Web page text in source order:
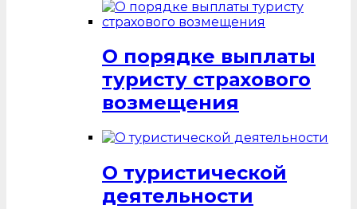
О порядке выплаты
туристу страхового
возмещения
О туристической
деятельности